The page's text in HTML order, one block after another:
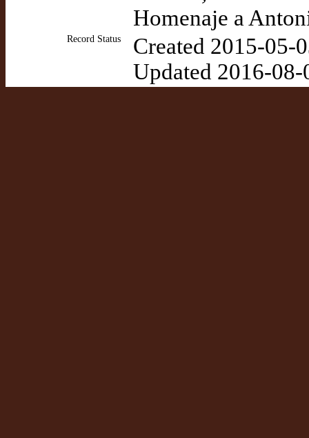
Homenaje a
Record Status
Created 2015-05-
Updated 2016-08-